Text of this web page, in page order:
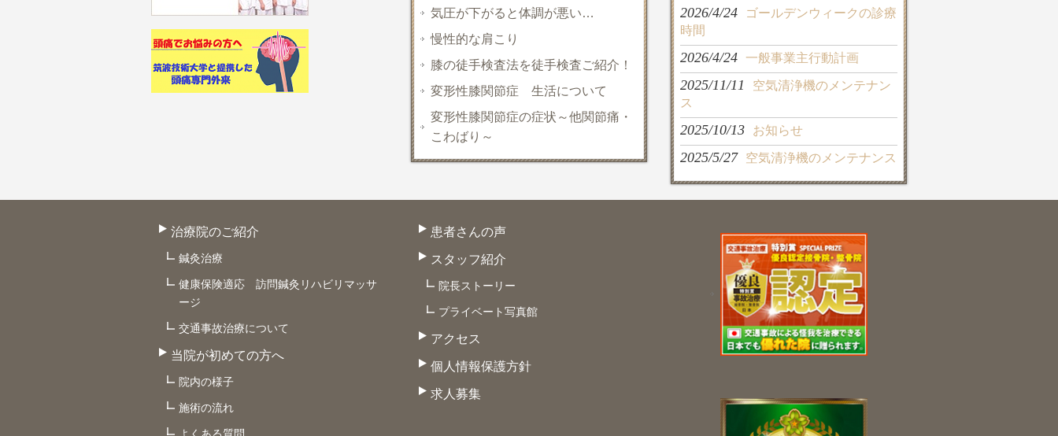
気圧が下がると体調が悪い…
慢性的な肩こり
膝の徒手検査法を徒手検査ご紹介！
変形性膝関節症 生活について
変形性膝関節症の症状～他関節痛・
こわばり～
2026/4/24
ゴールデンウィークの診療
時間
2026/4/24 一般事業主行動計画
2025/11/11
空気清浄機のメンテナン
ス
2025/10/13 お知らせ
2025/5/27 空気清浄機のメンテナンス
治療院のご紹介
鍼灸治療
健康保険適応 訪問鍼灸リハビリマッサ
ージ
交通事故治療について
当院が初めての方へ
院内の様子
施術の流れ
患者さんの声
スタッフ紹介
院長ストーリー
プライベート写真館
アクセス
個人情報保護方針
求人募集